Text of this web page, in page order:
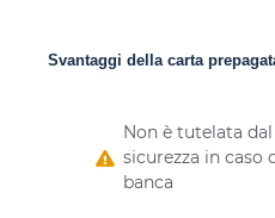
Svantaggi della carta
Non è tutelata
sicurezza in
banca